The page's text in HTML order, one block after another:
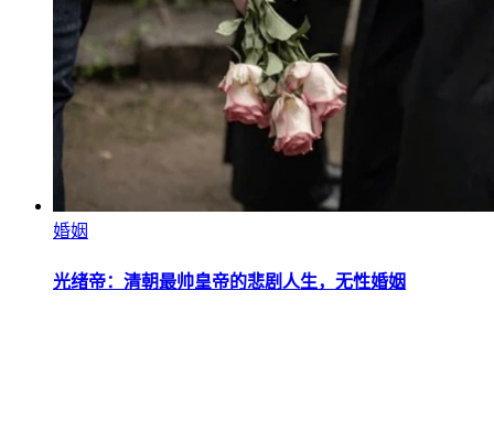
婚姻
光绪帝：清朝最帅皇帝的悲剧人生，无性婚姻